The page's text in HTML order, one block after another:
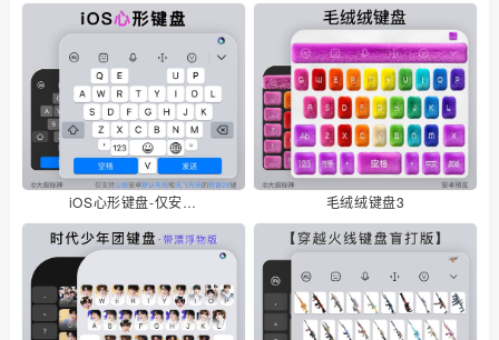
iOS心形键盘-仅安卓心形 毛绒绒键盘3